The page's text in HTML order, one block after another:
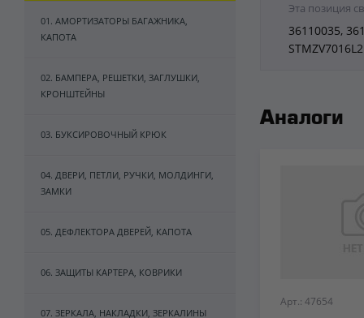
01. АМОРТИЗАТОРЫ БАГАЖНИКА,
КАПОТА
02. БАМПЕРА, РЕШЕТКИ, ЗАГЛУШКИ,
КРОНШТЕЙНЫ
03. БУКСИРОВОЧНЫЙ КРЮК
04. ДВЕРИ, ПЕТЛИ, РУЧКИ, МОЛДИНГИ,
ЗАМКИ
05. ДЕФЛЕКТОРА ДВЕРЕЙ, КАПОТА
06. ЗАЩИТЫ КАРТЕРА, КОВРИКИ
07. ЗЕРКАЛА, НАКЛАДКИ, ЗЕРКАЛИНЫ
Эта позиция
36110035,
STMZV7016L2
Аналоги
Арт.: 47654